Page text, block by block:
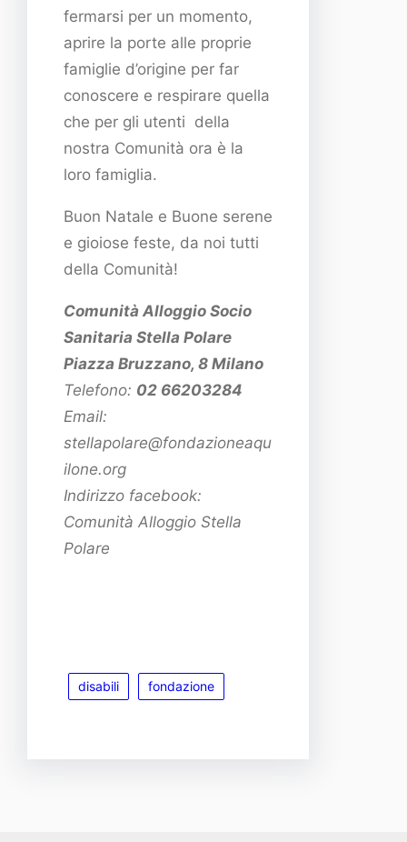
fermarsi per un momento,
aprire la porte alle proprie
famiglie d’origine per far
conoscere e respirare quella
che per gli utenti della
nostra Comunità ora è la
loro famiglia.
Buon Natale e Buone serene
e gioiose feste, da noi tutti
della Comunità!
Comunità Alloggio Socio
Sanitaria Stella Polare
Piazza Bruzzano, 8 Milano
Telefono: 02 66203284
Email:
stellapolare@fondazioneaqu
ilone.org
Indirizzo facebook:
Comunità Alloggio Stella
Polare
disabili fondazione